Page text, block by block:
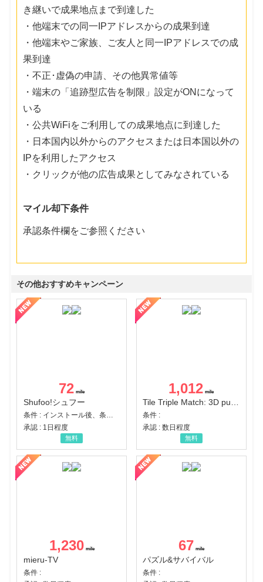
き継いで成果地点まで到達した
・他端末での同一IPアドレスからの成果到達
・他端末やご家族、ご友人と同一IPアドレスでの成
果到達
・不正･虚偽の申請、その他異常値等
・端末の「追跡型広告を制限」設定がONになって
いる
・公共WiFiをご利用しての成果地点に到達した
・日本国内以外からのアクセスまたは日本国以外の
IPを利用したアクセス
・クリックが他の広告成果としてみなされている
マイル却下条件
承認条件欄をご参照ください
その他おすすめキャンペーン
72
Shufoo!シュフー
条件 : インストール後、条件達成
承認 : 1日程度
無料
1,012
Tile Triple Match: 3D puzzle
条件 :
承認 : 数日程度
無料
1,230
mieru-TV
条件 :
67
パズル&サバイバル
条件 :